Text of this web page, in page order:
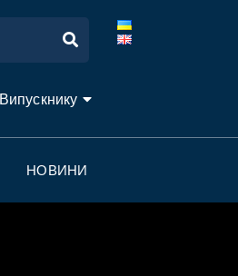
Випускнику
НОВИНИ